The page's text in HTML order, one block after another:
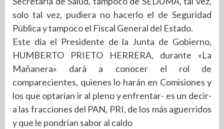
solo tal vez, pudiera no hacerlo el de Seguridad
Pública y tampoco el Fiscal General del Estado.
Este día el Presidente de la Junta de Gobierno,
HUMBERTO PRIETO HERRERA, durante «La
Mañanera» dará a conocer el rol de
comparecientes, quienes lo harán en Comisiones y
los que optarían ir al pleno y enfrentar- es un decir-
a las fracciones del PAN, PRI, de los más aguerridos
y que le pondrían sabor al caldo